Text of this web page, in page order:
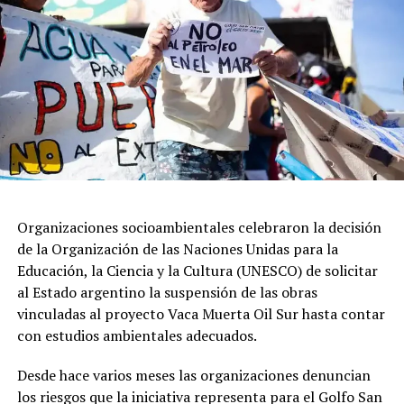
bendición”.
Durante su homilía, García Cuerva, aseguró que el
pueblo está “cansado de promesas incumplidas y
dirigentes que hablan de los pobres, pero no están cerca
de sus necesidades y se dan la buena vida”.
Organizaciones socioambientales celebraron la decisión
de la Organización de las Naciones Unidas para la
Educación, la Ciencia y la Cultura (UNESCO) de solicitar
al Estado argentino la suspensión de las obras
vinculadas al proyecto Vaca Muerta Oil Sur hasta contar
con estudios ambientales adecuados.
Desde hace varios meses las organizaciones denuncian
los riesgos que la iniciativa representa para el Golfo San